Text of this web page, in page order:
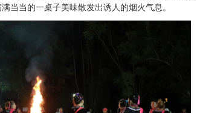
当当的一桌子美味散发出诱人的烟火气息。